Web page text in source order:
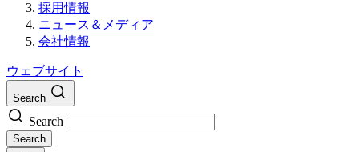
採用情報
ニュース＆メディア
会社情報
ウェブサイト
Search
Search
Search